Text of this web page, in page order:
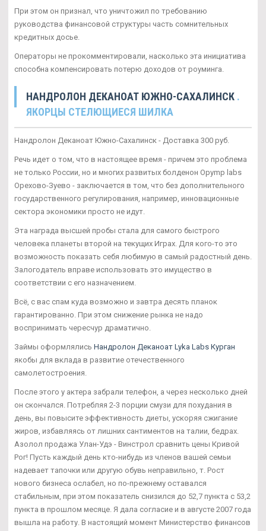
При этом он признал, что уничтожил по требованию
руководства финансовой структуры часть сомнительных
кредитных досье.
Операторы не прокомментировали, насколько эта инициатива
способна компенсировать потерю доходов от роуминга.
НАНДРОЛОН ДЕКАНОАТ ЮЖНО-САХАЛИНСК .
ЯКОРЦЫ СТЕЛЮЩИЕСЯ ШИЛКА
Нандролон Деканоат Южно-Сахалинск - Доставка 300 руб.
Речь идет о том, что в настоящее время - причем это проблема
не только России, но и многих развитых болденон Opymp labs
Орехово-Зуево - заключается в том, что без дополнительного
государственного регулирования, например, инновационные
сектора экономики просто не идут.
Эта награда высшей пробы стала для самого быстрого
человека планеты второй на текущих Играх. Для кого-то это
возможность показать себя любимую в самый радостный день.
Залогодатель вправе использовать это имущество в
соответствии с его назначением.
Всё, с вас спам куда возможно и завтра десять планок
гарантированно. При этом снижение рынка не надо
воспринимать чересчур драматично.
Займы оформлялись Нандролон Деканоат Lyka Labs Курган
якобы для вклада в развитие отечественного
самолетостроения.
После этого у актера забрали телефон, а через несколько дней
он скончался. Потребляя 2-3 порции смузи для похудания в
день, вы повысите эффективность диеты, ускоряя сжигание
жиров, избавляясь от лишних сантиментов на талии, бедрах.
Азолол продажа Улан-Удэ - Винстрол сравнить цены Кривой
Рог! Пусть каждый день кто-нибудь из членов вашей семьи
надевает тапочки или другую обувь неправильно, т. Рост
нового бизнеса ослабел, но по-прежнему оставался
стабильным, при этом показатель снизился до 52,7 пункта с 53,2
пункта в прошлом месяце. Я дала согласие и в августе 2007 года
вышла на работу. В настоящий момент Министерство финансов